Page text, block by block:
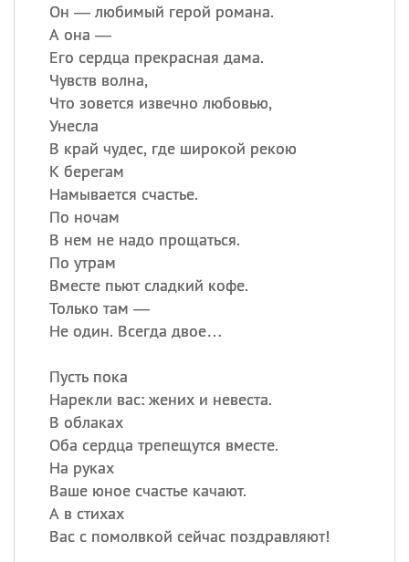
Он — любимый герой романа.
А она —
Его сердца прекрасная дама.
Чувств волна,
Что зовется извечно любовью,
Унесла
В край чудес, где широкой рекою
К берегам
Намывается счастье.
По ночам
В нем не надо прощаться.
По утрам
Вместе пьют сладкий кофе.
Только там —
Не один. Всегда двое…
Пусть пока
Нарекли вас: жених и невеста.
В облаках
Оба сердца трепещутся вместе.
На руках
Ваше юное счастье качают.
А в стихах
Вас с помолвкой сейчас поздравляют!